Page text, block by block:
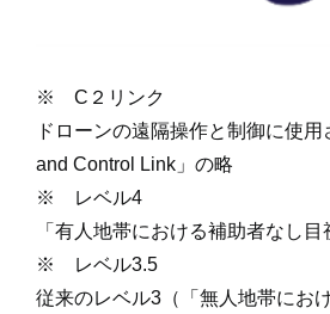
※ C２リンク
ドローンの遠隔操作と制御に使
and Control Link」の略
※ レベル4
「有人地帯における補助者なし目
※ レベル3.5
従来のレベル3（「無人地帯にお